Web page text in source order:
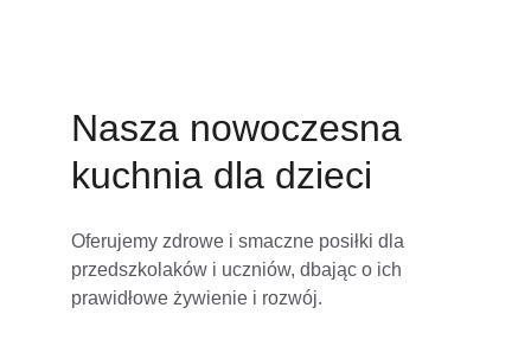
Nasza nowoczesna
kuchnia dla dzieci
Oferujemy zdrowe i smaczne posiłki dla
przedszkolaków i uczniów, dbając o ich
prawidłowe żywienie i rozwój.